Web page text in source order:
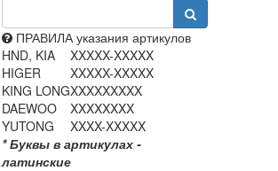
ПРАВИЛА указания артикулов
HND, KIA
XXXXX-XXXXX
HIGER
XXXXX-XXXXX
KING LONGXXXXXXXXX
DAEWOO
XXXXXXXX
YUTONG
XXXX-XXXXX
* Буквы в артикулах -
латинские